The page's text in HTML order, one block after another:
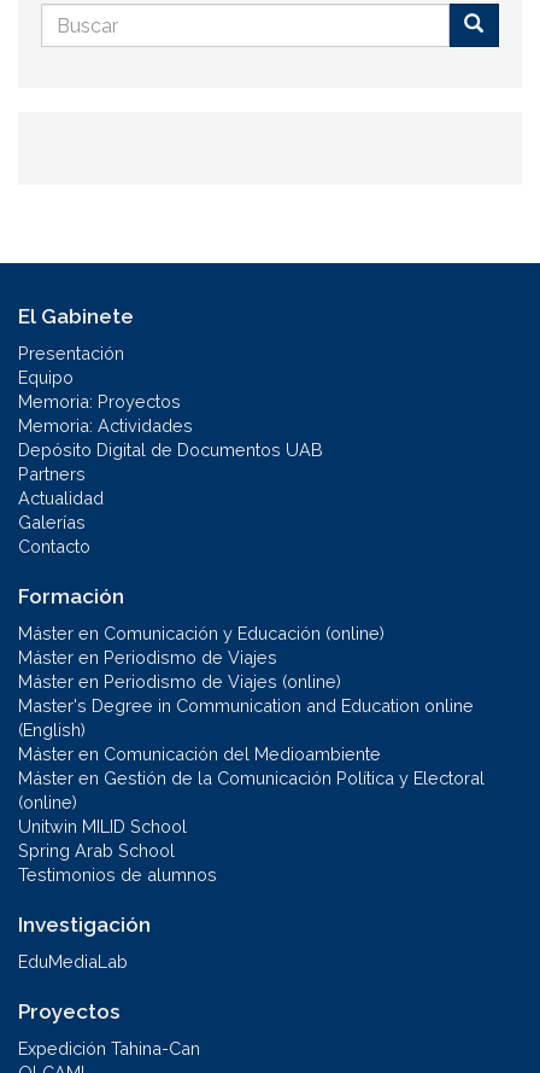
Formulario
de
El Gabinete
Presentación
Equipo
Memoria: Proyectos
Memoria: Actividades
Depósito Digital de Documentos UAB
Partners
Actualidad
Galerías
Contacto
Formación
Máster en Comunicación y Educación (online)
Máster en Periodismo de Viajes
Máster en Periodismo de Viajes (online)
Master's Degree in Communication and Education online
(English)
Máster en Comunicación del Medioambiente
Máster en Gestión de la Comunicación Política y Electoral
(online)
Unitwin MILID School
Spring Arab School
Testimonios de alumnos
Investigación
EduMediaLab
Proyectos
Expedición Tahina-Can